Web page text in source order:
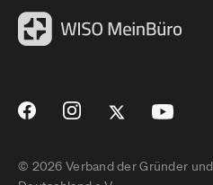
© 2026 Verband der Gründer